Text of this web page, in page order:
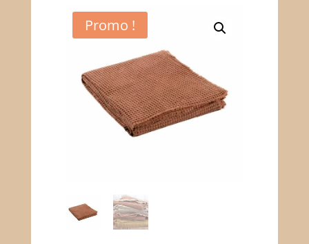
Promo !